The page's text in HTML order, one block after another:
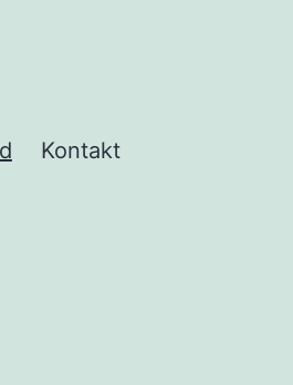
Kontakt